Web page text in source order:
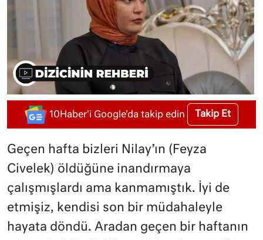
10Haber'i Google'da takip edin Takip Et
Geçen hafta bizleri Nilay’ın (Feyza
Civelek) öldüğüne inandırmaya
çalışmışlardı ama kanmamıştık. İyi de
etmişiz, kendisi son bir müdahaleyle
hayata döndü. Aradan geçen bir haftanın